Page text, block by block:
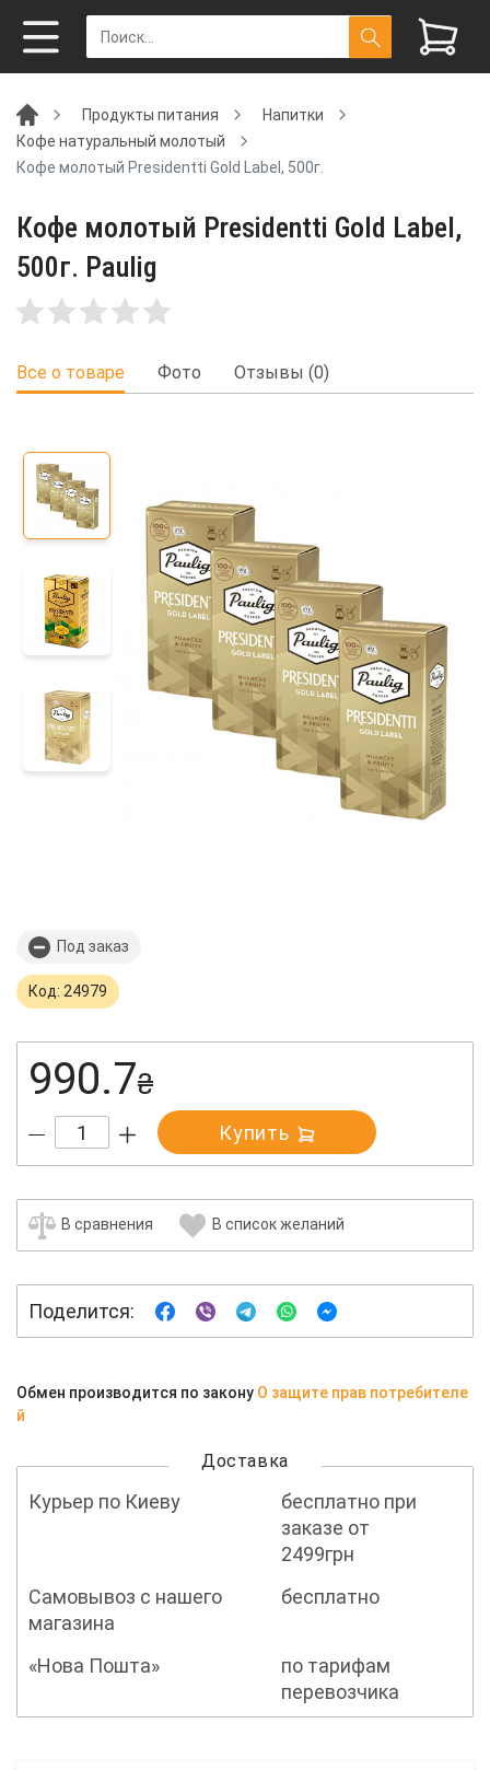
Продукты питания
Напитки
Кофе натуральный молотый
Кофе молотый Presidentti Gold Label, 500г.
Кофе молотый Presidentti Gold Label,
500г. Paulig
Все о товаре Фото Отзывы (0)
Под заказ
Код: 24979
990.7₴
Купить
В сравнения В список желаний
Поделится:
Обмен производится по закону О защите прав потребителе
й
Доставка
Курьер по Киеву
бесплатно при
заказе от
2499грн
Самовывоз с нашего
магазина
бесплатно
«Нова Пошта»
по тарифам
перевозчика